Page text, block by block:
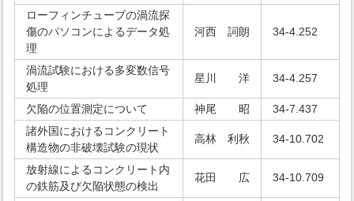
ローフィンチューブの渦流探
傷のパソコンによるデータ処
理
河西 詞朗 34-4.252
渦流試験における多変数信号
処理
星川 洋 34-4.257
欠陥の位置測定について 神尾 昭
34-7.437
諸外国におけるコンクリート
構造物の非破壊試験の現状
高林 利秋 34-10.702
放射線によるコンクリート内
の鉄筋及び欠陥状態の検出
花田 広 34-10.709